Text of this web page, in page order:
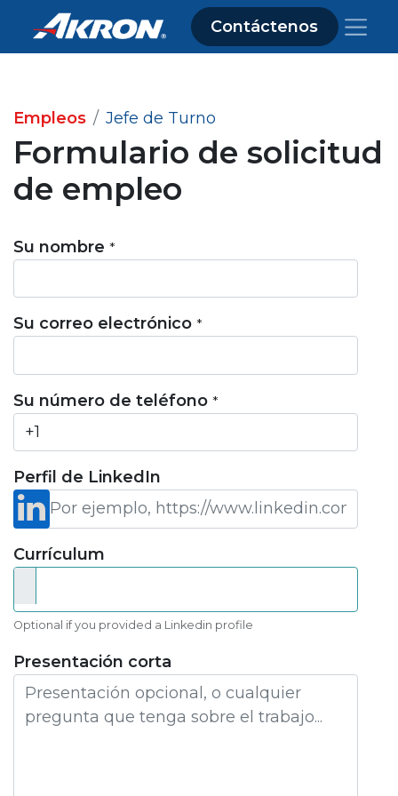
Contáctenos
Empleos Jefe de Turno
Formulario de solicitud
de empleo
Su nombre *
Su correo electrónico *
Su número de teléfono *
Perfil de LinkedIn
Currículum
Optional if you provided a Linkedin profile
Presentación corta